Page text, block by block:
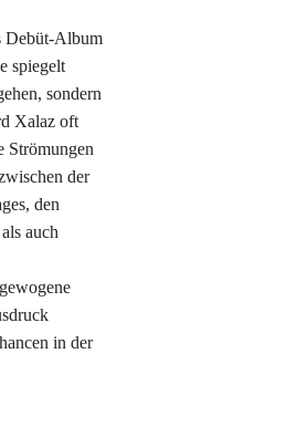
Debüt-Album
spiegelt
sondern
Xalaz oft
Strömungen
der
den
auch
in der